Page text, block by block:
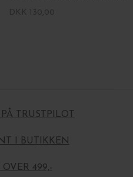
TRUSTPILOT
I BUTIKKEN
OVER 499,-